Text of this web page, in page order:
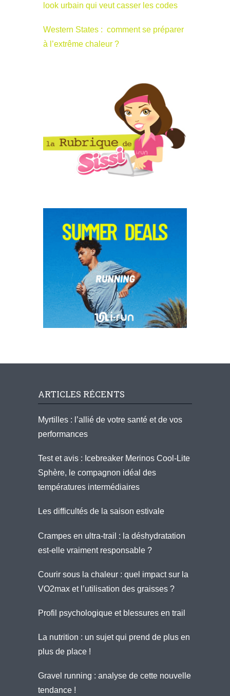
look urbain qui veut casser les codes
Western States : comment se préparer
à l’extrême chaleur ?
ARTICLES RÉCENTS
Myrtilles : l’allié de votre santé et de vos
performances
Test et avis : Icebreaker Merinos Cool-Lite
Sphère, le compagnon idéal des
températures intermédiaires
Les difficultés de la saison estivale
Crampes en ultra-trail : la déshydratation
est-elle vraiment responsable ?
Courir sous la chaleur : quel impact sur la
VO2max et l’utilisation des graisses ?
Profil psychologique et blessures en trail
La nutrition : un sujet qui prend de plus en
plus de place !
Gravel running : analyse de cette nouvelle
tendance !